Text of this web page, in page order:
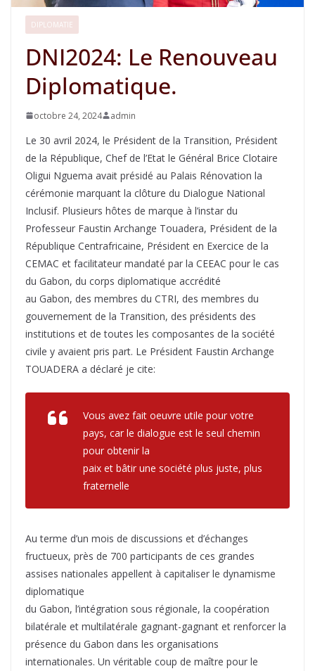
DIPLOMATIE
DNI2024: Le Renouveau
Diplomatique.
octobre 24, 2024 admin
Le 30 avril 2024, le Président de la Transition, Président
de la République, Chef de l’Etat le Général Brice Clotaire
Oligui Nguema avait présidé au Palais Rénovation la
cérémonie marquant la clôture du Dialogue National
Inclusif. Plusieurs hôtes de marque à l’instar du
Professeur Faustin Archange Touadera, Président de la
République Centrafricaine, Président en Exercice de la
CEMAC et facilitateur mandaté par la CEEAC pour le cas
du Gabon, du corps diplomatique accrédité
au Gabon, des membres du CTRI, des membres du
gouvernement de la Transition, des présidents des
institutions et de toutes les composantes de la société
civile y avaient pris part. Le Président Faustin Archange
TOUADERA a déclaré je cite:
Vous avez fait oeuvre utile pour votre
pays, car le dialogue est le seul chemin
pour obtenir la
paix et bâtir une société plus juste, plus
fraternelle
Au terme d’un mois de discussions et d’échanges
fructueux, près de 700 participants de ces grandes
assises nationales appellent à capitaliser le dynamisme
diplomatique
du Gabon, l’intégration sous régionale, la coopération
bilatérale et multilatérale gagnant-gagnant et renforcer la
présence du Gabon dans les organisations
internationales. Un véritable coup de maître pour le